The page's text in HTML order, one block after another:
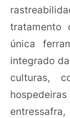
tratamento
única
integrado
culturas,